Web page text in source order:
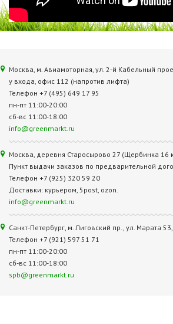
Москва, м. Авиамоторная, ул. 2‑й Кабельный
у входа, офис 112 (напротив лифта)
Телефон +7 (495) 649 17 95
пн-пт 11:00-20:00
сб-вс 11:00-18:00
info@greenmarkt.ru
Москва, деревня Старосырово 27 (Щербинка 16
Пункт выдачи заказов по предварительной
Телефон +7 (925) 320 59 20
Доставки: курьером, 5post, ozon.
info@greenmarkt.ru
Санкт-Петербург, м. Лиговский пр., ул. Марата
Телефон +7 (921) 597 51 71
пн-пт 11:00-20:00
сб-вс 11:00-18:00
spb@greenmarkt.ru